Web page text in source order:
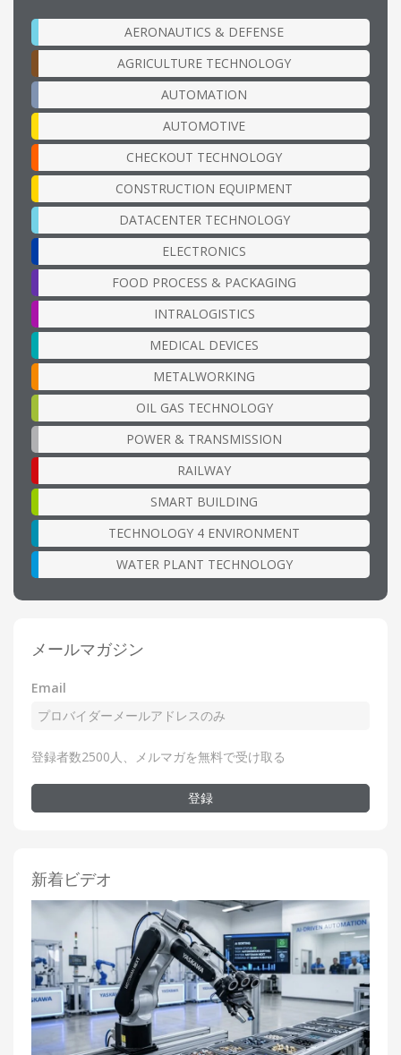
AERONAUTICS & DEFENSE
AGRICULTURE TECHNOLOGY
AUTOMATION
AUTOMOTIVE
CHECKOUT TECHNOLOGY
CONSTRUCTION EQUIPMENT
DATACENTER TECHNOLOGY
ELECTRONICS
FOOD PROCESS & PACKAGING
INTRALOGISTICS
MEDICAL DEVICES
METALWORKING
OIL GAS TECHNOLOGY
POWER & TRANSMISSION
RAILWAY
SMART BUILDING
TECHNOLOGY 4 ENVIRONMENT
WATER PLANT TECHNOLOGY
メールマガジン
Email
登録者数2500人、メルマガを無料で受け取る
登録
新着ビデオ